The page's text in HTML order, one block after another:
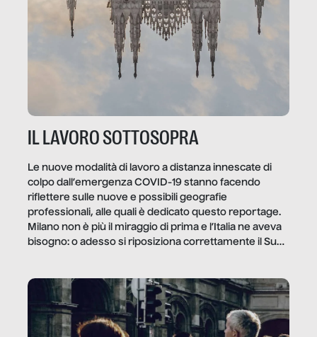
IL LAVORO SOTTOSOPRA
Le nuove modalità di lavoro a distanza innescate di
colpo dall’emergenza COVID-19 stanno facendo
riflettere sulle nuove e possibili geografie
professionali, alle quali è dedicato questo reportage.
Milano non è più il miraggio di prima e l’Italia ne aveva
bisogno: o adesso si riposiziona correttamente il Sud